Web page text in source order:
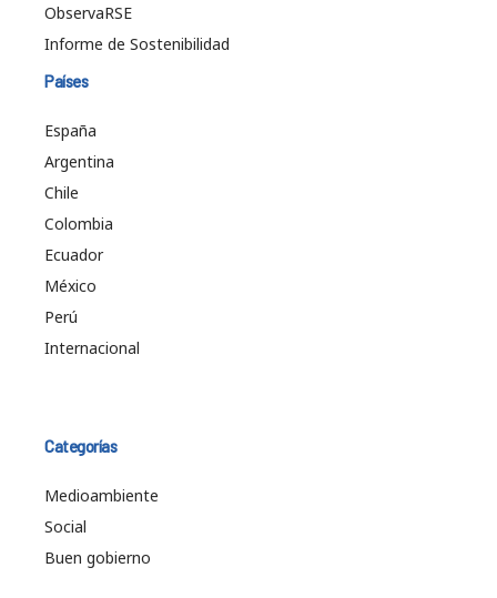
ObservaRSE
Informe de Sostenibilidad
Países
España
Argentina
Chile
Colombia
Ecuador
México
Perú
Internacional
Categorías
Medioambiente
Social
Buen gobierno